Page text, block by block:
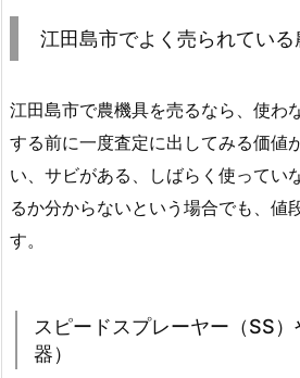
江田島市でよく売られている
江田島市で農機具を売るなら、使わ
する前に一度査定に出してみる価値
い、サビがある、しばらく使ってい
るか分からないという場合でも、値
す。
スピードスプレーヤー（SS
器）